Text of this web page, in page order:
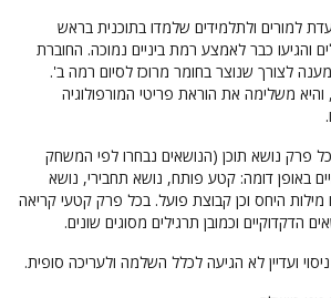
למורים ולתלמידים שלמדו בתוכנית בראש
והגיעו כבר לאמצע רמת ביניים נמוכה. החוברת
לצורך שנוצר בחומר מרוכז לסיום רמה ב'.
והיא משלימה את הוראת פריטי המורפולוגיה
פרק נושא תוכן (הנושאים נבחרו לפי המשחק
באופן דומה: קטע פותח, נושא תחבירי, נושא
מילות היחס וכן קבוצת פועל. בכל פרק קטעי קריאה
הדקדוקיים וכמובן תרגילים מסוגים שונים.
ועדיין לא הגיעה לכלל השלמה ולעריכה סופית.